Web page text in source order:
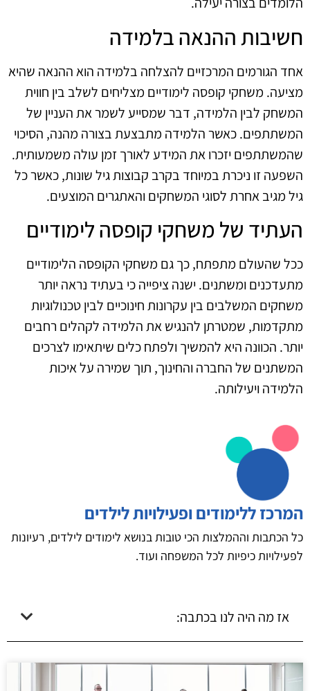
חשיבות ההנאה בלמידה
אחד הגורמים המרכזיים להצלחה בלמידה הוא ההנאה שהיא
מציעה. משחקי קופסה לימודיים מצליחים לשלב בין חווית
המשחק לבין הלמידה, דבר שמסייע לשמר את העניין של
המשתתפים. כאשר הלמידה מתבצעת בצורה מהנה, הסיכוי
שהמשתתפים יזכרו את המידע לאורך זמן עולה משמעותית.
השפעה זו ניכרת במיוחד בקרב קבוצות גיל שונות, כאשר כל
גיל מגיב אחרת לסוגי המשחקים והאתגרים המוצעים.
העתיד של משחקי קופסה לימודיים
ככל שהעולם מתפתח, כך גם משחקי הקופסה הלימודיים
מתעדכנים ומשתנים. ישנה ציפייה כי בעתיד נראה יותר
משחקים המשלבים בין עקרונות חינוכיים לבין טכנולוגיות
מתקדמות, שמטרתן להנגיש את הלמידה לקהלים רחבים
יותר. הכוונה היא להמשיך ולפתח כלים שיתאימו לצרכים
המשתנים של החברה והחינוך, תוך שמירה על איכות
הלמידה ויעילותה.
המרכז ללימודים ופעילויות לילדים
כל הכתבות וההמלצות הכי טובות בנושא לימודים לילדים, רעיונות
לפעילויות כיפיות לכל המשפחה ועוד.
אז מה היה לנו בכתבה: